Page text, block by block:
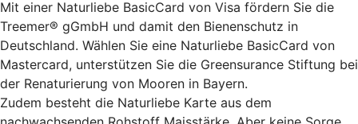
Mit einer Naturliebe BasicCard von Visa fördern Sie die
Treemer® gGmbH und damit den Bienenschutz in
Deutschland. Wählen Sie eine Naturliebe BasicCard von
Mastercard, unterstützen Sie die Greensurance Stiftung bei
der Renaturierung von Mooren in Bayern.
Zudem besteht die Naturliebe Karte aus dem